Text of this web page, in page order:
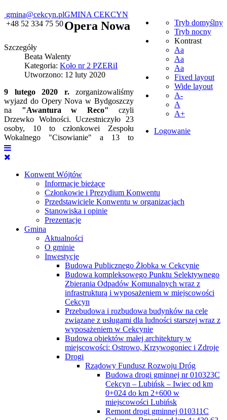
gmina@cekcyn.pl
+48 52 334 75 50
Tryb domyślny
Tryb nocny
Kontrast
Aa
Aa
Aa
Fixed layout
Wide layout
A-
A
A+
Logowanie
GMINA CEKCYN
Konwent Wójtów
Informacje bieżące
Członkowie i Prezydium Konwentu
Przedstawiciele Konwentu w organizacjach
Stanowiska i opinie
Prezentacje
Gmina
Aktualności
O gminie
Inwestycje
Budowa Publicznego Żłobka w Cekcynie
Budowa kompleksowego Punktu Selektywnego
Zbierania Odpadów Komunalnych wraz z
infrastrukturą i wyposażeniem w miejscowości
Cekcyn
Przebudowa i rozbudowa budynków na cele
związane z usługami dla ludności starszej wraz z
wyposażeniem w Cekcynie
Budowa obiektów małej architektury w
miejscowości: Ostrowo, Krzywogoniec i Zdroje
Drogi
Rządowy Fundusz Rozwoju Dróg
Budowa drogi gminnej nr 010323C
Cekcyn – Lubińsk – Iwiec od km
0+024 do km 2+600 w
miejscowości Lubińsk
Remont drogi gminnej 010311C
Opera Nowa
Szczegóły
Beata Walenty
Kategoria: Koło nr 2 PZERiI
Utworzono: 12 luty 2020
9 lutego 2020 r.zorganizowaliśmy
wyjazd do Opery Nova w Bydgoszczy
na "Awantura w Reco" czyli
Drzewko Wolności. Uczestniczyło 23
osoby, 10 to członkowei Zespołu
Wokalnego "Cisowianie" a 13 to